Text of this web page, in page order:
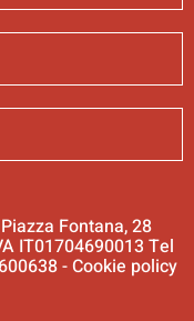
Fontana, 28
IT01704690013 Tel
-Cookie policy